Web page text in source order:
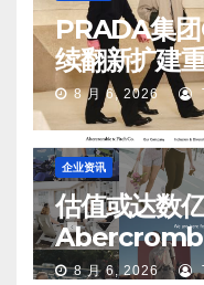
PRADA集团
续翻新扩建
第二、第三
8 月 6, 2026
企业资讯
估值或达数
中国业务部
8 月 6, 2026